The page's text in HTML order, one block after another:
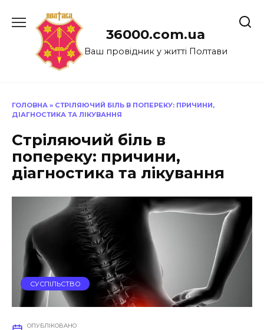
до
36000.com.ua
Ваш провідник у житті Полтави
ГОЛОВНА » СТРІЛЯЮЧИЙ БІЛЬ В ПОПЕРЕКУ: ПРИЧИНИ,
ДІАГНОСТИКА ТА ЛІКУВАННЯ
Стріляючий біль в
попереку: причини,
діагностика та лікування
СУСПІЛЬСТВО
ОПУБЛІКОВАНО